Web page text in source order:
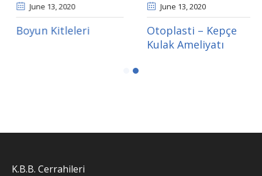
12, 2020
Tıkanıklığı
June 13, 2020
Boyun Kitleleri